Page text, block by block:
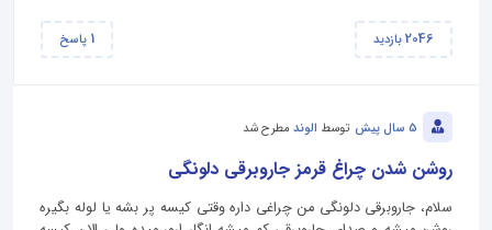
2046بازدید 1 پاسخ
5 سال پیش توسط الوند مطرح شد
روشن شدن چراغ قرمز جاروبرقی دلونگی
سلام، جاروبرقی دلونگی من چراغی داره وقتی کیسه پر بشه یا لوله بگیره